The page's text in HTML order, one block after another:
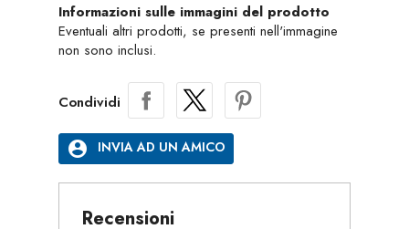
Informazioni sulle immagini del prodotto
Eventuali altri prodotti, se presenti nell'immagine
non sono inclusi.
Condividi
account_circle INVIA AD UN AMICO
Recensioni